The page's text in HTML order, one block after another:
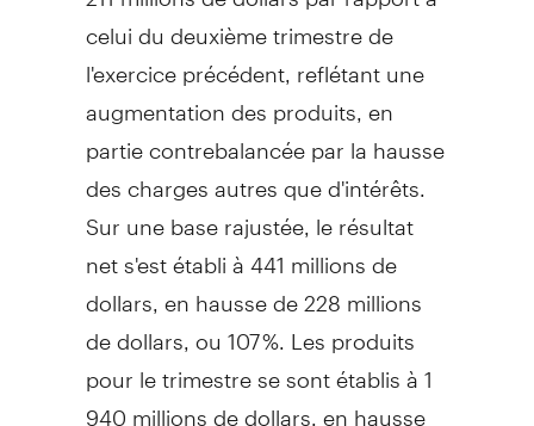
celui du deuxième trimestre de
l'exercice précédent, reflétant une
augmentation des produits, en
partie contrebalancée par la hausse
des charges autres que d'intérêts.
Sur une base rajustée, le résultat
net s'est établi à 441 millions de
dollars, en hausse de 228 millions
de dollars, ou 107 %. Les produits
pour le trimestre se sont établis à 1
940 millions de dollars, en hausse